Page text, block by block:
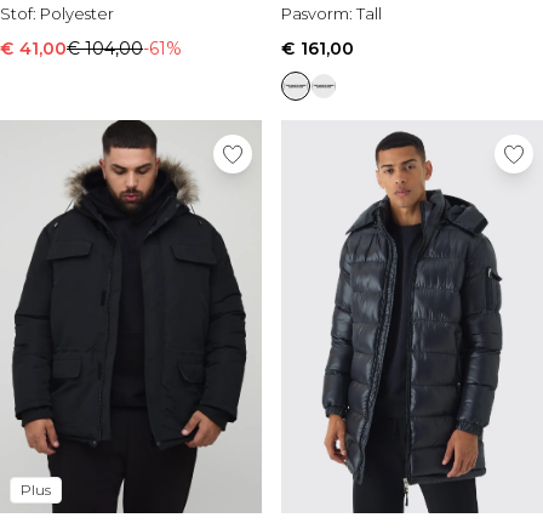
Stof: Polyester
€ 41,00€ 104,00-61%
Pasvorm:Tall
€ 161,00
Plus